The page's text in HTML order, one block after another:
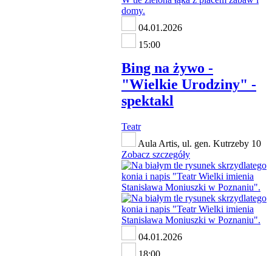
04.01.2026
15:00
Bing na żywo -
"Wielkie Urodziny" -
spektakl
Teatr
Aula Artis, ul. gen. Kutrzeby 10
Zobacz szczegóły
04.01.2026
18:00